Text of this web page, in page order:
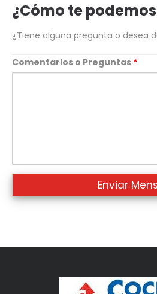
¿Cómo te
¿Tiene alguna pregunta o desea
Comentarios o Preguntas *